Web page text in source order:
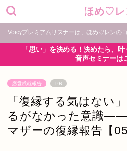
ほめ♡レ
Voicyプレミアムリスナーは、ほめ♡レンの
「思い」を決める！決めたら、
音声セミナーは
恋愛成就報告 PR
「復縁する気はない
るがなかった意識
マザーの復縁報告【